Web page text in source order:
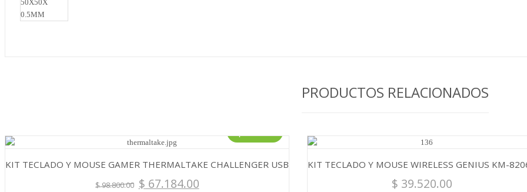
PRODUCTOS RELACIONADOS
KIT TECLADO Y MOUSE GAMER THERMALTAKE CHALLENGER USB
$98.800.00 $ 67.184.00
KIT TECLADO Y MOUSE WIRELESS GENIUS KM-
$ 39.520.00